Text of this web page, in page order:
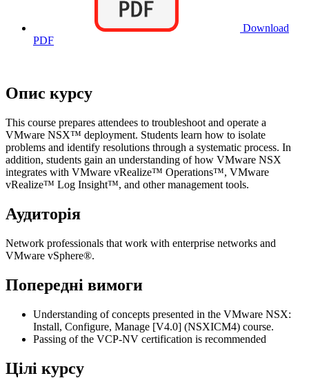
Download
PDF
Опис курсу
This course prepares attendees to troubleshoot and operate a
VMware NSX™ deployment. Students learn how to isolate
problems and identify resolutions through a systematic process. In
addition, students gain an understanding of how VMware NSX
integrates with VMware vRealize™ Operations™, VMware
vRealize™ Log Insight™, and other management tools.
Аудиторія
Network professionals that work with enterprise networks and
VMware vSphere®.
Попередні вимоги
Understanding of concepts presented in the VMware NSX:
Install, Configure, Manage [V4.0] (NSXICM4) course.
Passing of the VCP-NV certification is recommended
Цілі курсу